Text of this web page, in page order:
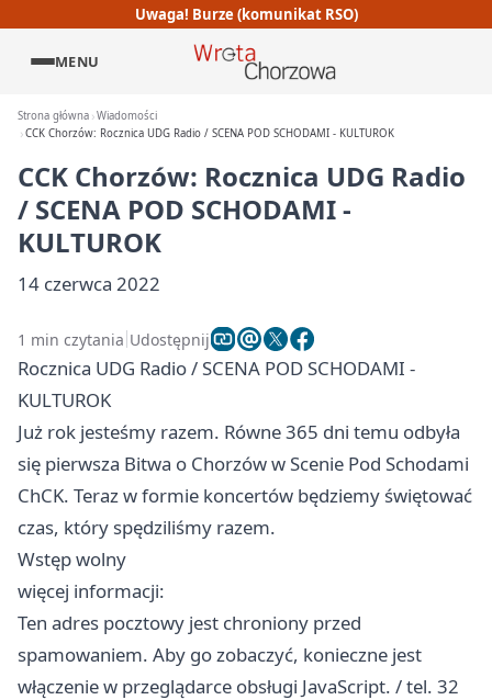
Uwaga! Burze (komunikat RSO)
MENU
Strona główna Wiadomości
CCK Chorzów: Rocznica UDG Radio / SCENA POD SCHODAMI - KULTUROK
CCK Chorzów: Rocznica UDG Radio
/ SCENA POD SCHODAMI -
KULTUROK
14 czerwca 2022
1 min czytania Udostępnij
Rocznica UDG Radio / SCENA POD SCHODAMI -
KULTUROK
Już rok jesteśmy razem. Równe 365 dni temu odbyła
się pierwsza Bitwa o Chorzóww Scenie Pod Schodami
ChCK. Teraz w formie koncertów będziemy świętować
czas, który spędziliśmy razem.
Wstęp wolny
więcej informacji:
Ten adres pocztowy jest chroniony przed
spamowaniem. Aby go zobaczyć, konieczne jest
włączenie w przeglądarce obsługi JavaScript. / tel. 32